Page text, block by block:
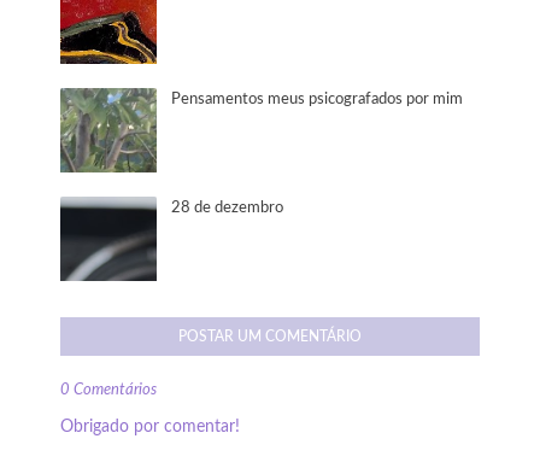
Pensamentos meus psicografados por mim
28 de dezembro
POSTAR UM COMENTÁRIO
0 Comentários
Obrigado por comentar!